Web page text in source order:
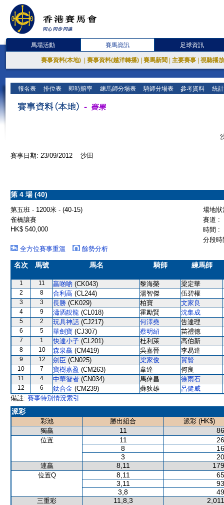
馬場活動 賽馬資訊 足球資訊
賽事資料(本地) 賽事資料(越洋轉播) 賽馬新聞 主要賽事 視聽播
報名表 排位表 即時賠率 練馬師分場表 騎師分場表 參考資料 統
賽事日期: 23/09/2012 沙田
第 4 場 (40)
第五班 - 1200米 - (40-15)
場地
雀橋讓賽
賽道 :
HK$ 540,000
時間 :
分段
全方位賽事重溫
餘勢分析
名次 馬號 馬名 騎師 練馬師
1 11 贏啲啲 (CK043) 黎海榮 梁定華
2 8 合利高 (CL244) 湯智傑 伍碧權
3 3 長勝 (CK029) 柏寶 文家良
4 9 瀟洒靚龍 (CL018) 霍勵賢 沈集成
5 2 玩具神話 (CJ217) 何澤堯 告達理
6 5 華劍寶 (CJ307) 蔡明紹 苗禮德
7 1 快達小子 (CL201) 杜利萊 高伯新
8 10 森泉贏 (CM419) 吳嘉晉 李易達
9 12 劍臣 (CN025) 梁家俊 賀賢
10 7 寶樹嘉盈 (CM263) 韋達 何良
11 4 中華智者 (CN034) 馬偉昌 徐雨石
12 6 鈦合金 (CM239) 蘇狄雄
呂健威
備註: 賽事特別情況索引
派彩
彩池 勝出組合
派彩 (HK$)
獨贏
11
位置 11
8
3
連贏 8,11
位置Q 8,11
3,11
3,8
三重彩 11,8,3